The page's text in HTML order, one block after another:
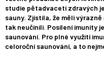
studie pětadvaceti zdravých
sauny. Zjistila, že měli
tak neučinili. Posílení imunity
saunování. Pro plné využití
celoroční saunování, a to